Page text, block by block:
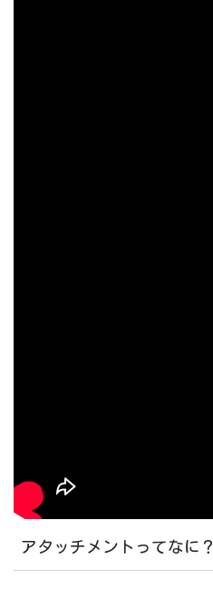
アタッチメントってなに？